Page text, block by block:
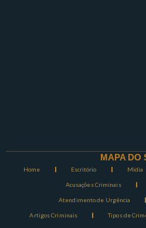
MAPA DO
Home Escritório Mídia
Acusações Criminais
Atendimento de Urgência
Artigos Criminais Tipos de